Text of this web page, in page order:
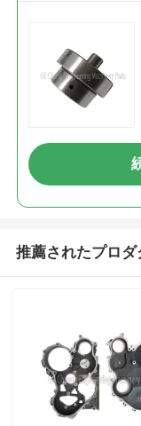
推薦されたプロダ